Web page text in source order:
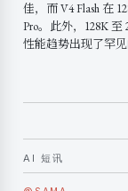
佳，而 V4 Flash 在
Pro。此外，128K 至
性能趋势出现了罕见
AI 短讯